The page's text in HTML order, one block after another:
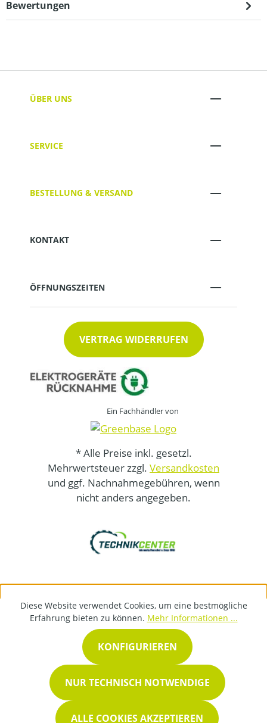
Bewertungen
ÜBER UNS
SERVICE
BESTELLUNG & VERSAND
KONTAKT
ÖFFNUNGSZEITEN
VERTRAG WIDERRUFEN
Ein Fachhändler von
* Alle Preise inkl. gesetzl.
Mehrwertsteuer zzgl. Versandkosten
und ggf. Nachnahmegebühren, wenn
nicht anders angegeben.
Diese Website verwendet Cookies, um eine bestmögliche
Erfahrung bieten zu können. Mehr Informationen ...
NUR TECHNISCH NOTWENDIGE
KONFIGURIEREN
ALLE COOKIES AKZEPTIEREN